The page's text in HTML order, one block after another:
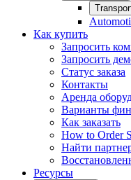
Как купить
Запросить
Запросить
Статус заказа
Контакты
Аренда
Варианты
Как заказать
How to Order
Найти
Ресурсы